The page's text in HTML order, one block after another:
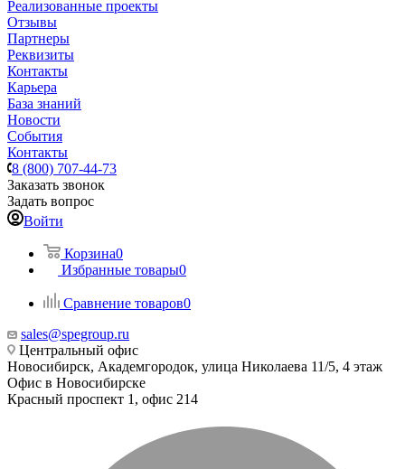
Реализованные проекты
Отзывы
Партнеры
Реквизиты
Контакты
Карьера
База знаний
Новости
События
Контакты
8 (800) 707-44-73
Заказать звонок
Задать вопрос
Войти
Корзина0
Избранные товары0
Сравнение товаров0
sales@spegroup.ru
Центральный офис
Новосибирск, Академгородок, улица Николаева 11/5, 4 этаж
Офис в Новосибирске
Красный проспект 1, офис 214